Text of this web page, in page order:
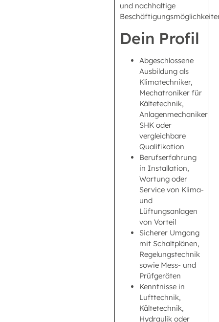
und nachhaltige
Dein Profil
Abgeschlossene
Ausbildung als
Klimatechniker,
Mechatroniker für
Kältetechnik,
Anlagenmechaniker
SHK oder
vergleichbare
Qualifikation
Berufserfahrung
in Installation,
Wartung oder
Service von Klima-
und
Lüftungsanlagen
von Vorteil
Sicherer Umgang
mit Schaltplänen,
Regelungstechnik
sowie Mess- und
Prüfgeräten
Kenntnisse in
Lufttechnik,
Kältetechnik,
Hydraulik oder